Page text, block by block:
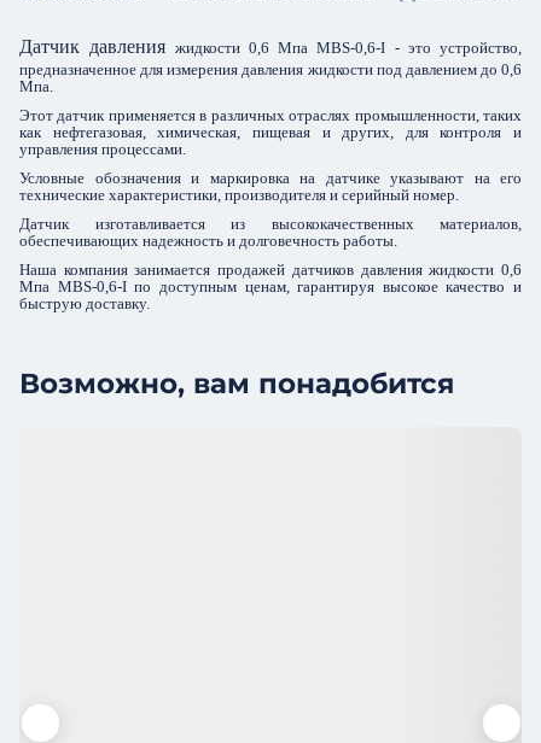
Датчик давления жидкости 0,6 Мпа MBS-0,6-I - это устройство,
предназначенное для измерения давления жидкости под давлением до 0,6
Мпа.
Этот датчик применяется в различных отраслях промышленности, таких
как нефтегазовая, химическая, пищевая и других, для контроля и
управления процессами.
Условные обозначения и маркировка на датчике указывают на его
технические характеристики, производителя и серийный номер.
Датчик изготавливается из высококачественных материалов,
обеспечивающих надежность и долговечность работы.
Наша компания занимается продажей датчиков давления жидкости 0,6
Мпа MBS-0,6-I по доступным ценам, гарантируя высокое качество и
быструю доставку.
Возможно, вам понадобится